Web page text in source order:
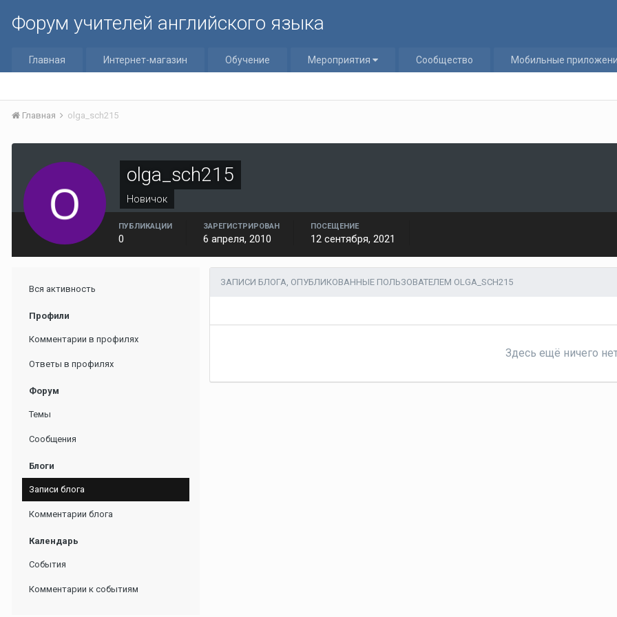
Форум учителей английского языка
Главная Интернет-магазин Обучение Мероприятия Сообщество Мобильные
Главная olga_sch215
olga_sch215
Новичок
ПУБЛИКАЦИИ
0
ЗАРЕГИСТРИРОВАН
6 апреля, 2010
ПОСЕЩЕНИЕ
12 сентября, 2021
Вся активность
Профили
Комментарии в профилях
Ответы в профилях
Форум
Темы
Сообщения
Блоги
Записи блога
Комментарии блога
Календарь
События
Комментарии к событиям
ЗАПИСИ БЛОГА, ОПУБЛИКОВАННЫЕ ПОЛЬЗОВАТЕЛЕМ OLGA_SCH215
Здесь ещё ничего